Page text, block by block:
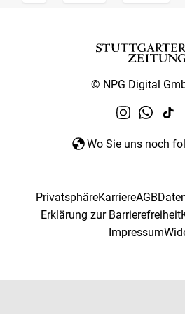
© NPG Digital
Wo Sie uns noch
PrivatsphäreKarriereAGB
Erklärung zur Barrierefreiheit
Impressum